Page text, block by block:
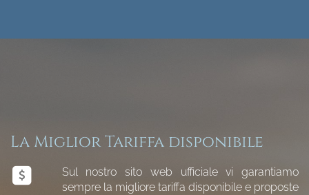
La Miglior Tariffa disponibile
Sul nostro sito web ufficiale vi garantiamo
sempre la migliore tariffa disponibile e proposte